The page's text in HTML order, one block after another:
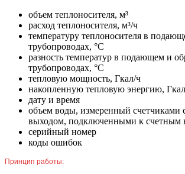
объем теплоносителя, м³
расход теплоносителя, м³/ч
температуру теплоносителя в
трубопроводах, °С
разность температур в подающем и
трубопроводах, °С
тепловую мощность, Гкал/ч
накопленную тепловую энергию, Гкал
дату и время
объем воды, измеренный счетчиками
выходом, подключенными к счетным
серийный номер
коды ошибок
Принцип работы: